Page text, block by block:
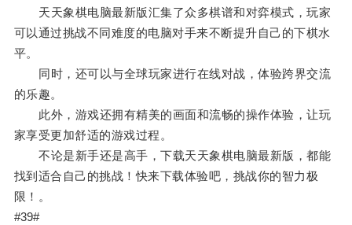
天天象棋电脑最新版汇集了众多棋谱和对弈模式，玩家
可以通过挑战不同难度的电脑对手来不断提升自己的下棋水
平。
同时，还可以与全球玩家进行在线对战，体验跨界交流
的乐趣。
此外，游戏还拥有精美的画面和流畅的操作体验，让玩
家享受更加舒适的游戏过程。
不论是新手还是高手，下载天天象棋电脑最新版，都能
找到适合自己的挑战！快来下载体验吧，挑战你的智力极
限！。
#39#